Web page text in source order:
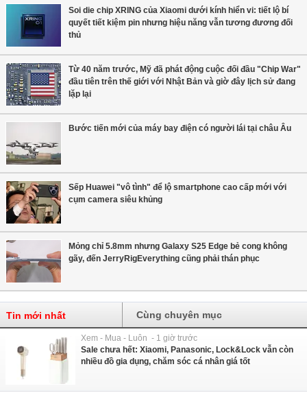
Soi die chip XRING của Xiaomi dưới kính hiển vi: tiết lộ bí
quyết tiết kiệm pin nhưng hiệu năng vẫn tương đương đối
thủ
Từ 40 năm trước, Mỹ đã phát động cuộc đối đầu "Chip War"
đầu tiên trên thế giới với Nhật Bản và giờ đây lịch sử đang
lặp lại
Bước tiến mới của máy bay điện có người lái tại châu Âu
Sếp Huawei "vô tình" để lộ smartphone cao cấp mới với
cụm camera siêu khủng
Mỏng chỉ 5.8mm nhưng Galaxy S25 Edge bẻ cong không
gãy, đến JerryRigEverything cũng phải thán phục
Tin mới nhất Cùng chuyên mục
Xem - Mua - Luôn - 1 giờ trước
Sale chưa hết: Xiaomi, Panasonic, Lock&Lock vẫn còn
nhiều đồ gia dụng, chăm sóc cá nhân giá tốt